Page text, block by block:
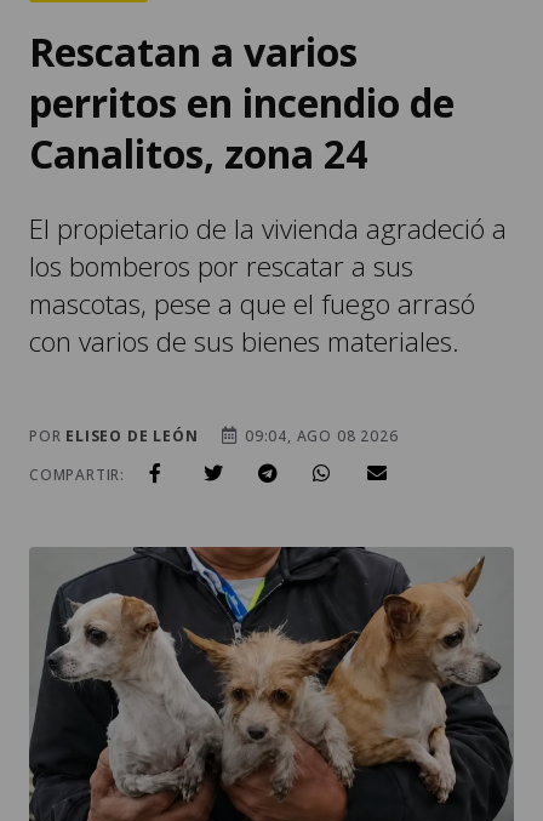
Rescatan a varios
perritos en incendio de
Canalitos, zona 24
El propietario de la vivienda agradeció a
los bomberos por rescatar a sus
mascotas, pese a que el fuego arrasó
con varios de sus bienes materiales.
POR ELISEO DE LEÓN
09:04, AGO 08 2026
COMPARTIR: